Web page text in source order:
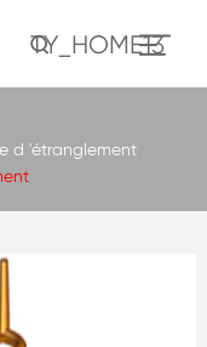
TY_HOME13
d 'étranglement